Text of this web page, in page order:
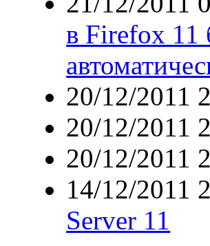
в Firefox 11
20/12/2011
20/12/2011
20/12/2011
14/12/2011
Server 11